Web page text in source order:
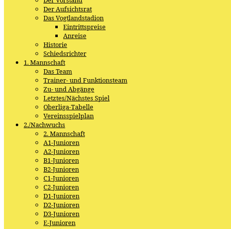
Der Aufsichtsrat
Das Vogtlandstadion
Eintrittspreise
Anreise
Historie
Schiedsrichter
1. Mannschaft
Das Team
Trainer- und Funktionsteam
Zu- und Abgänge
Letztes/Nächstes Spiel
Oberliga-Tabelle
Vereinsspielplan
2./Nachwuchs
2. Mannschaft
A1-Junioren
A2-Junioren
B1-Junioren
B2-Junioren
C1-Junioren
C2-Junioren
D1-Junioren
D2-Junioren
D3-Junioren
E-Junioren